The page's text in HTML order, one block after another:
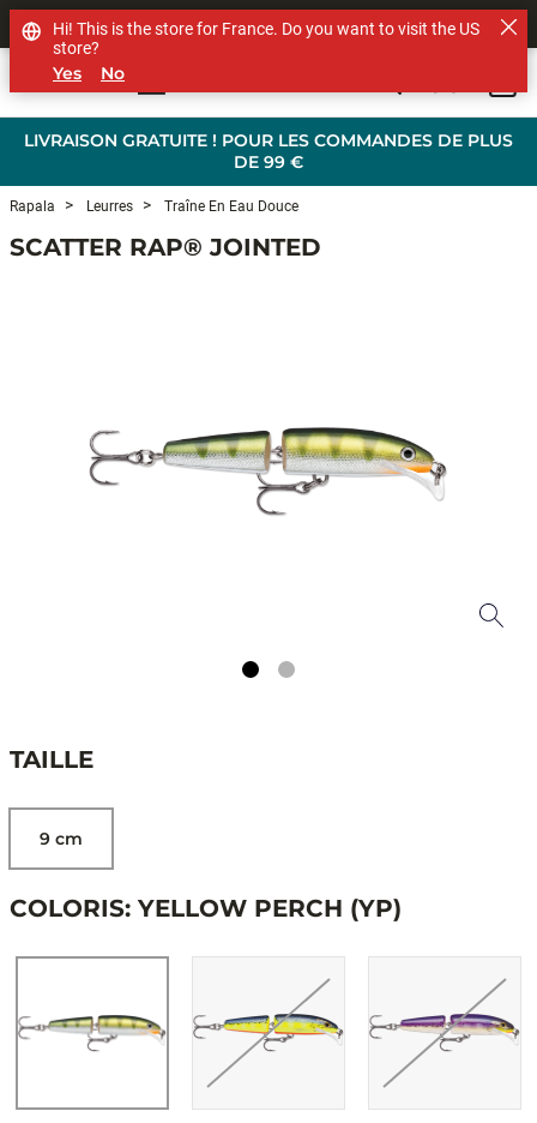
LIVRAISON GRATUITE ! POUR LES COMMANDES DE PLUS
DE 99 €
SHOP OTHER BRANDS
Rapala Leurres Traîne En Eau Douce
SCATTER RAP® JOINTED
TAILLE
9 cm
COLORIS: YELLOW PERCH (YP)
Hi! This is the store for France. Do you want to visit the US
store?
Yes No